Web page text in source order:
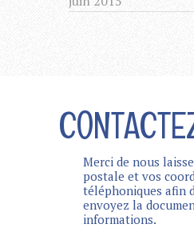
Merci de nous
postale et vos
téléphoniques afin
envoyez la
informations.